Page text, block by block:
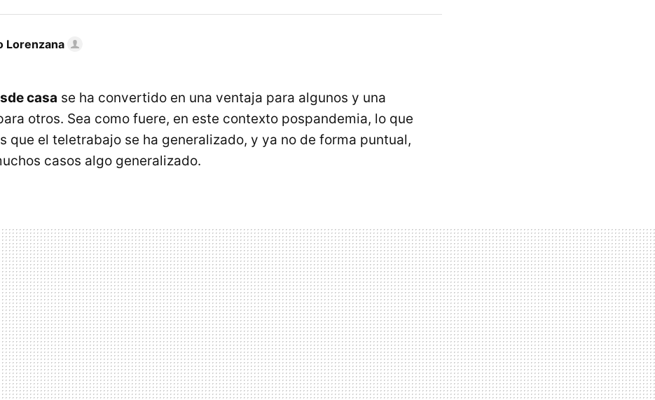
Lorenzana
casa se ha convertido en una ventaja para algunos y una
otros. Sea como fuere, en este contexto pospandemia, lo que
que el teletrabajo se ha generalizado, y ya no de forma puntual,
casos algo generalizado.